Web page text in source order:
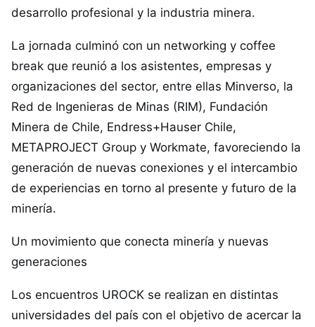
desarrollo profesional y la industria minera.
La jornada culminó con un networking y coffee
break que reunió a los asistentes, empresas y
organizaciones del sector, entre ellas Minverso, la
Red de Ingenieras de Minas (RIM), Fundación
Minera de Chile, Endress+Hauser Chile,
METAPROJECT Group y Workmate, favoreciendo la
generación de nuevas conexiones y el intercambio
de experiencias en torno al presente y futuro de la
minería.
Un movimiento que conecta minería y nuevas
generaciones
Los encuentros UROCK se realizan en distintas
universidades del país con el objetivo de acercar la